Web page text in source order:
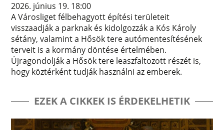
2026. június 19. 18:00
A Városliget félbehagyott építési területeit
visszaadják a parknak és kidolgozzák a Kós Károly
sétány, valamint a Hősök tere autómentesítésének
terveit is a kormány döntése értelmében.
Újragondolják a Hősök tere leaszfaltozott részét is,
hogy köztérként tudják használni az emberek.
EZEK A CIKKEK IS ÉRDEKELHETIK